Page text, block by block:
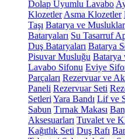
Dolap Uyumlu Lavabo
Klozetler Asma Klozetler
Taşı Batarya ve Musluklar
Bataryaları Su Tasarruf
Duş Bataryaları Batarya
Pisuvar Musluğu Batarya
Lavabo Sifonu Eviye
Parçaları Rezervuar ve
Paneli Rezervuar Seti
Setleri Yara Bandı Lif ve
Sabun Tırnak Makası
Aksesuarları Tuvalet ve
Kağıtlık Seti Duş Rafı